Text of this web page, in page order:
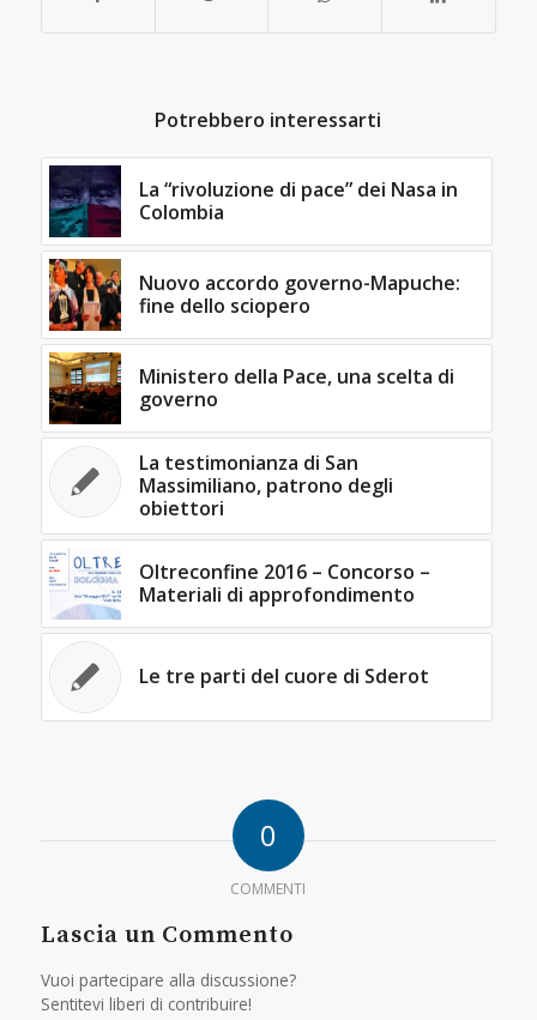
Potrebbero interessarti
La “rivoluzione di pace” dei Nasa in
Colombia
Nuovo accordo governo-Mapuche:
fine dello sciopero
Ministero della Pace, una scelta di
governo
La testimonianza di San
Massimiliano, patrono degli
obiettori
Oltreconfine 2016 – Concorso –
Materiali di approfondimento
Le tre parti del cuore di Sderot
0
COMMENTI
Lascia un Commento
Vuoi partecipare alla discussione?
Sentitevi liberi di contribuire!